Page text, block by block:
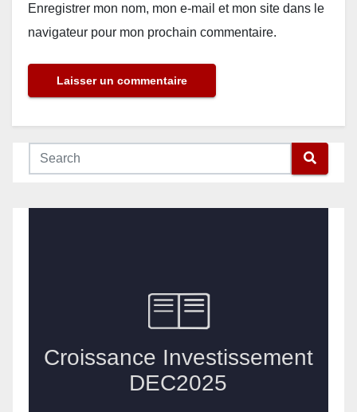
Enregistrer mon nom, mon e-mail et mon site dans le
navigateur pour mon prochain commentaire.